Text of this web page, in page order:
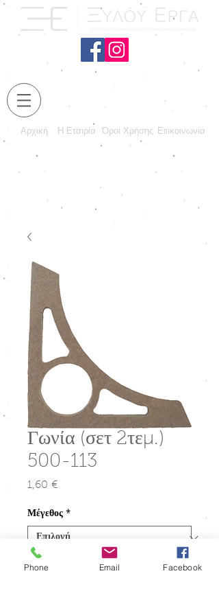
Αρχική Η Εταιρία Όροι Χρήσης Επικοινωνία
Γωνία (σετ 2τεμ.)
500-113
1,60 €Τιμή
Μέγεθος *
Ποσότητα
Phone Email Facebook